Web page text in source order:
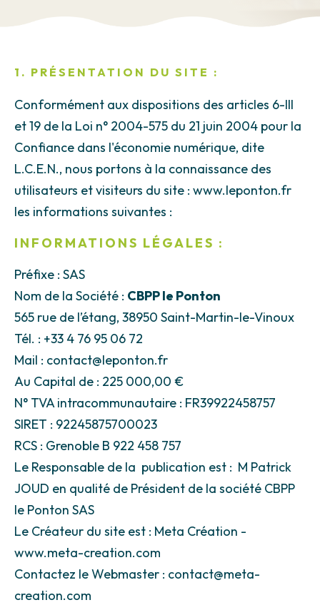
1. PRÉSENTATION DU SITE :
Conformément aux dispositions des articles 6-III
et 19 de la Loi n° 2004-575 du 21 juin 2004 pour la
Confiance dans l'économie numérique, dite
L.C.E.N., nous portons à la connaissance des
utilisateurs et visiteurs du site : www.leponton.fr
les informations suivantes :
INFORMATIONS LÉGALES :
Préfixe : SAS
Nom de la Société : CBPP le Ponton
565 rue de l’étang, 38950 Saint-Martin-le-Vinoux
Tél. : +33 4 76 95 06 72
Mail : contact@leponton.fr
Au Capital de : 225 000,00 €
N° TVA intracommunautaire : FR39922458757
SIRET : 92245875700023
RCS : Grenoble B 922 458 757
Le Responsable de la publication est : M Patrick
JOUD en qualité de Président de la société CBPP
le Ponton SAS
Le Créateur du site est : Meta Création -
www.meta-creation.com
Contactez le Webmaster : contact@meta-
creation.com